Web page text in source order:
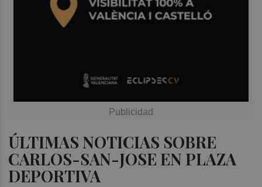
ÚLTIMAS NOTICIAS SOBRE
CARLOS-SAN-JOSE EN PLAZA
DEPORTIVA